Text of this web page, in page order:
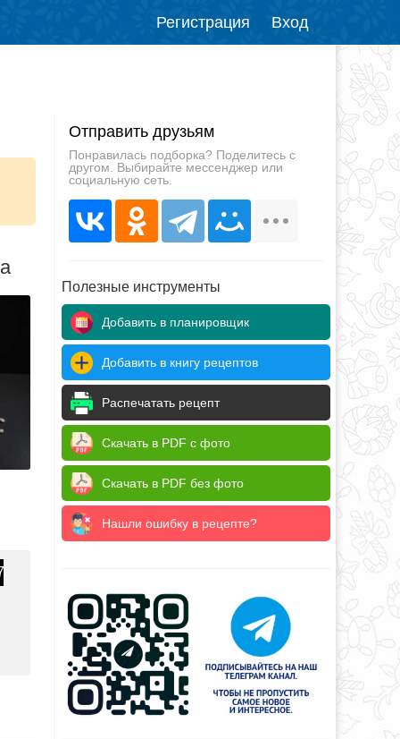
Регистрация Вход
Отправить друзьям
Понравилась подборка? Поделитесь с
другом. Выбирайте мессенджер или
социальную сеть.
Полезные инструменты
Добавить в планировщик
Добавить в книгу рецептов
Распечатать рецепт
Скачать в PDF с фото
Скачать в PDF без фото
Нашли ошибку в рецепте?